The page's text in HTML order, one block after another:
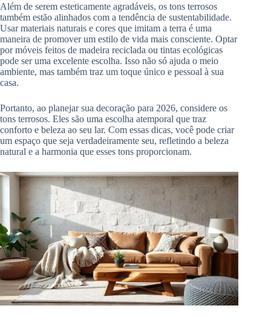
Além de serem esteticamente agradáveis, os tons terrosos
também estão alinhados com a tendência de sustentabilidade.
Usar materiais naturais e cores que imitam a terra é uma
maneira de promover um estilo de vida mais consciente. Optar
por móveis feitos de madeira reciclada ou tintas ecológicas
pode ser uma excelente escolha. Isso não só ajuda o meio
ambiente, mas também traz um toque único e pessoal à sua
casa.
Portanto, ao planejar sua decoração para 2026, considere os
tons terrosos. Eles são uma escolha atemporal que traz
conforto e beleza ao seu lar. Com essas dicas, você pode criar
um espaço que seja verdadeiramente seu, refletindo a beleza
natural e a harmonia que esses tons proporcionam.